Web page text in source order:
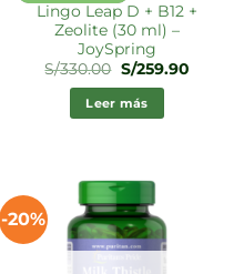
Lingo Leap D + B12 +
Zeolite (30 ml) –
JoySpring
S/330.00 El
precio
original
era:
S/259.90El
Leer más
-20%